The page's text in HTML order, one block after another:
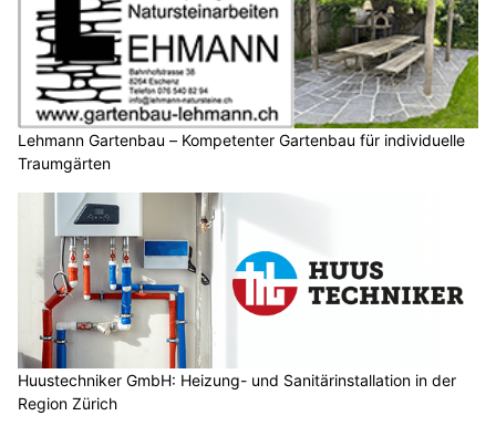
Lehmann Gartenbau – Kompetenter Gartenbau für individuelle
Traumgärten
Huustechniker GmbH: Heizung- und Sanitärinstallation in der
Region Zürich